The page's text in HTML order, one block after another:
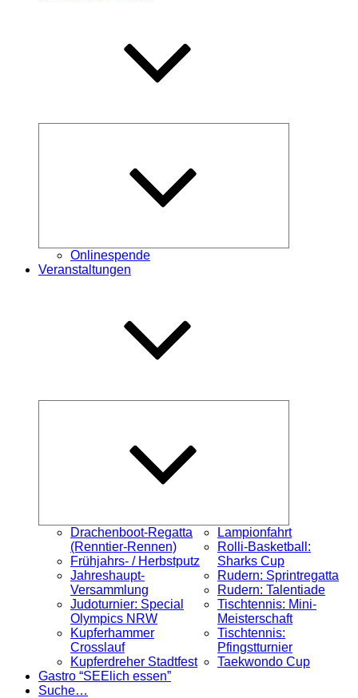
Onlinespende
Veranstaltungen
Drachenboot-Regatta
(Renntier-Rennen)
Frühjahrs- / Herbstputz
Jahreshaupt-
Versammlung
Judoturnier: Special
Olympics NRW
Kupferhammer
Crosslauf
Kupferdreher Stadtfest
Lampionfahrt
Rolli-Basketball:
Sharks Cup
Rudern: Sprintregatta
Rudern: Talentiade
Tischtennis: Mini-
Meisterschaft
Tischtennis:
Pfingstturnier
Taekwondo Cup
Gastro “SEElich essen”
Suche…